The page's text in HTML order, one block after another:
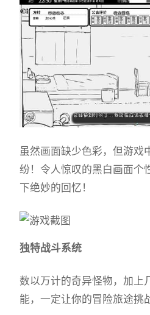
虽然画面缺少色彩，但游戏
纷！令人惊叹的黑白画面个
下绝妙的回忆！
独特战斗系统
数以万计的奇异怪物，加上
能，一定让你的冒险旅途挑